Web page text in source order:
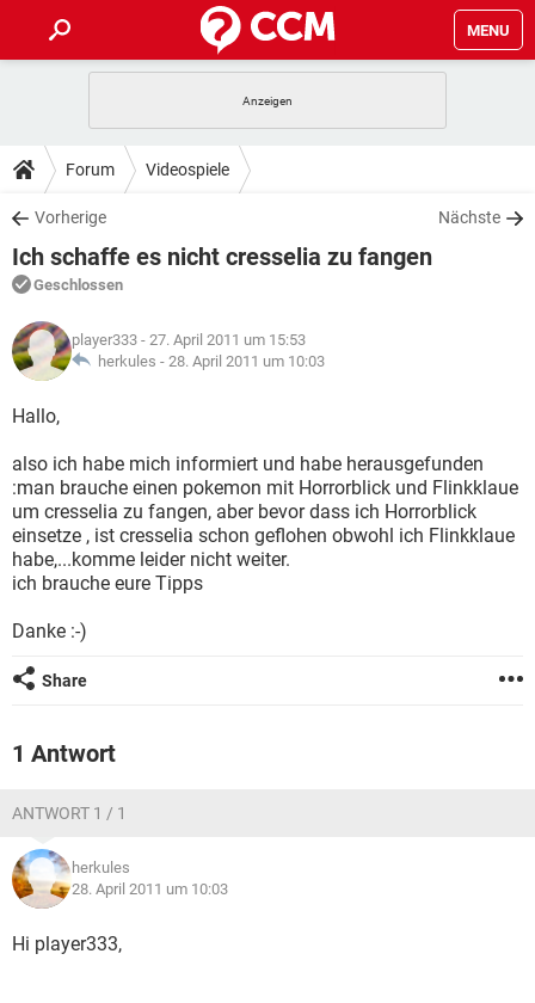
MENU
ANDROID
WINDOWS 10
WHATSAPP TIKTOK
FACEBOOK
TIPPS & TRICKS
SPIELE
WINDOWS 10
WHATSAPP
FACEBOOK HARDWARE
DOWNLOADS
SPIELE STREAMING
ANDROID
WINDOWS 10 INSTAGRAM
WHATSAPP
FACEBOOK
FORUM
SPIELE
ANDROID IOS
FACEBOOK HARDWARE
LEXIKON
SPIELE
ANDROID
WINDOWS 10 INSTAGRAM
WHATSAPP TIKTOK
FACEBOOK HARDWARE
Forum Videospiele
Vorherige Nächste
Ich schaffe es nicht cresselia zu fangen
Geschlossen
player333 - 27. April 2011 um 15:53
herkules - 28. April 2011 um 10:03
Hallo,
also ich habe mich informiert und habe herausgefunden
:man brauche einen pokemon mit Horrorblick und Flinkklaue
um cresselia zu fangen, aber bevor dass ich Horrorblick
einsetze , ist cresselia schon geflohen obwohl ich Flinkklaue
habe,...komme leider nicht weiter.
ich brauche eure Tipps
Danke :-)
Share
1 Antwort
ANTWORT 1 / 1
herkules
28. April 2011 um 10:03
Hi player333,